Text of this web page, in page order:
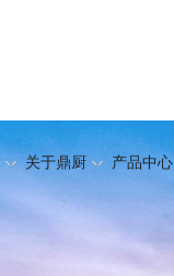
关于鼎厨 产品中心